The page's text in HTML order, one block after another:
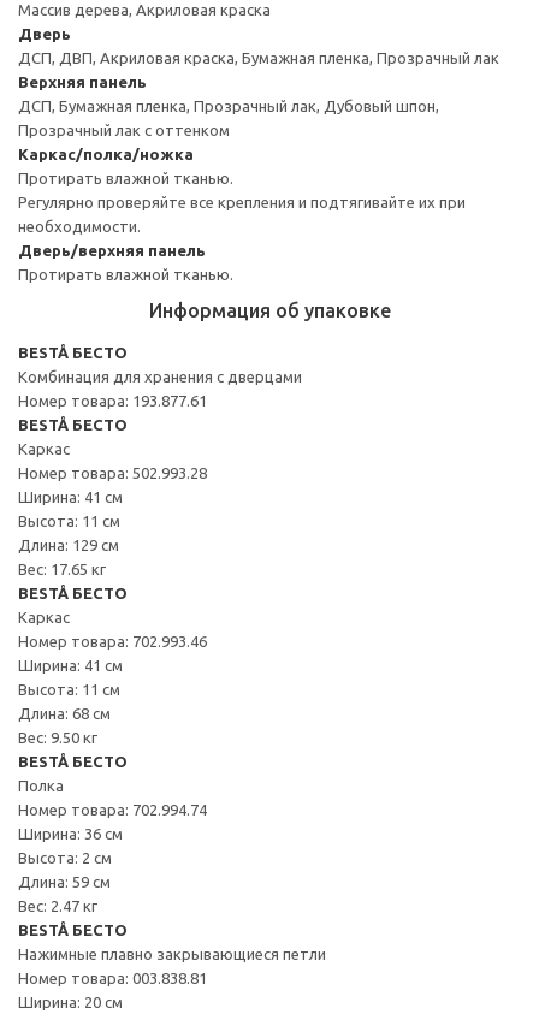
Массив дерева, Акриловая краска
Дверь
ДСП, ДВП, Акриловая краска, Бумажная пленка, Прозрачный лак
Верхняя панель
ДСП, Бумажная пленка, Прозрачный лак, Дубовый шпон,
Прозрачный лак с оттенком
Каркас/полка/ножка
Протирать влажной тканью.
Регулярно проверяйте все крепления и подтягивайте их при
необходимости.
Дверь/верхняя панель
Протирать влажной тканью.
Информация об упаковке
BESTÅ БЕСТО
Комбинация для хранения с дверцами
Номер товара: 193.877.61
BESTÅ БЕСТО
Каркас
Номер товара: 502.993.28
Ширина: 41 см
Высота: 11 см
Длина: 129 см
Вес: 17.65 кг
BESTÅ БЕСТО
Каркас
Номер товара: 702.993.46
Ширина: 41 см
Высота: 11 см
Длина: 68 см
Вес: 9.50 кг
BESTÅ БЕСТО
Полка
Номер товара: 702.994.74
Ширина: 36 см
Высота: 2 см
Длина: 59 см
Вес: 2.47 кг
BESTÅ БЕСТО
Нажимные плавно закрывающиеся петли
Номер товара: 003.838.81
Ширина: 20 см